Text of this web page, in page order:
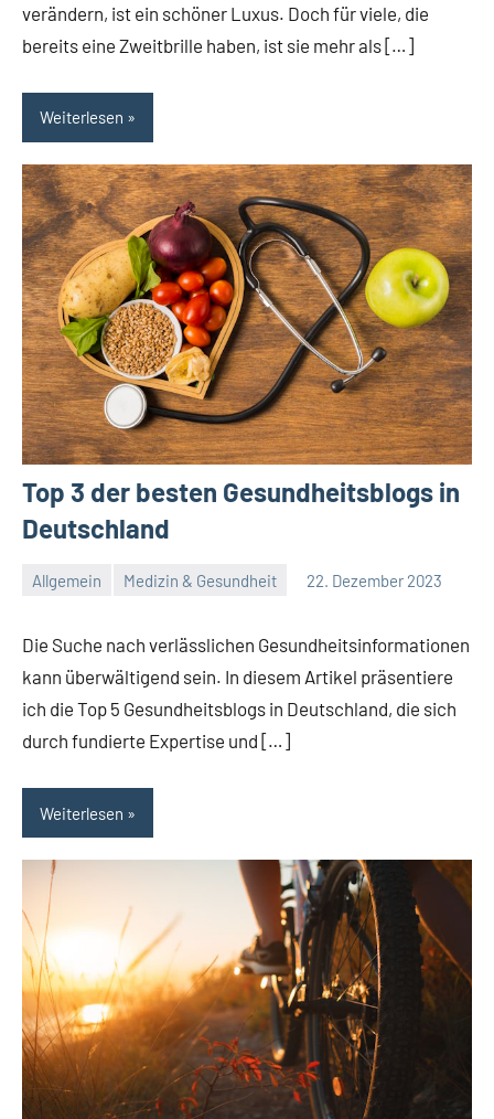
verändern, ist ein schöner Luxus. Doch für viele, die
bereits eine Zweitbrille haben, ist sie mehr als […]
Weiterlesen
Top 3 der besten Gesundheitsblogs in
Deutschland
Allgemein Medizin & Gesundheit 22. Dezember 2023
Redaktion
Keine
Die Suche nach verlässlichen Gesundheitsinformationen
kann überwältigend sein. In diesem Artikel präsentiere
ich die Top 5 Gesundheitsblogs in Deutschland, die sich
durch fundierte Expertise und […]
Weiterlesen